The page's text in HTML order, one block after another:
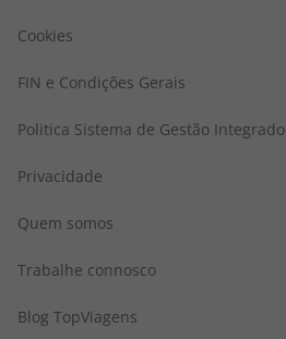
Cookies
FIN e Condições Gerais
Politica Sistema de Gestão Integrado
Privacidade
Quem somos
Trabalhe connosco
Blog TopViagens